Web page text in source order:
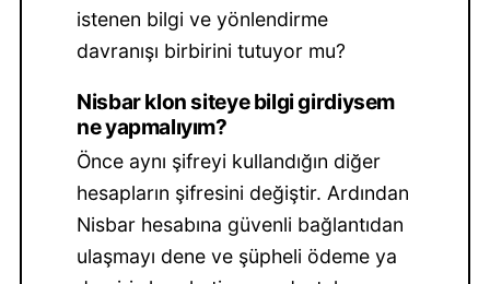
istenen bilgi ve yönlendirme
davranışı birbirini tutuyor mu?
Nisbar klon siteye bilgi girdiysem
ne yapmalıyım?
Önce aynı şifreyi kullandığın diğer
hesapların şifresini değiştir. Ardından
Nisbar hesabına güvenli bağlantıdan
ulaşmayı dene ve şüpheli ödeme ya